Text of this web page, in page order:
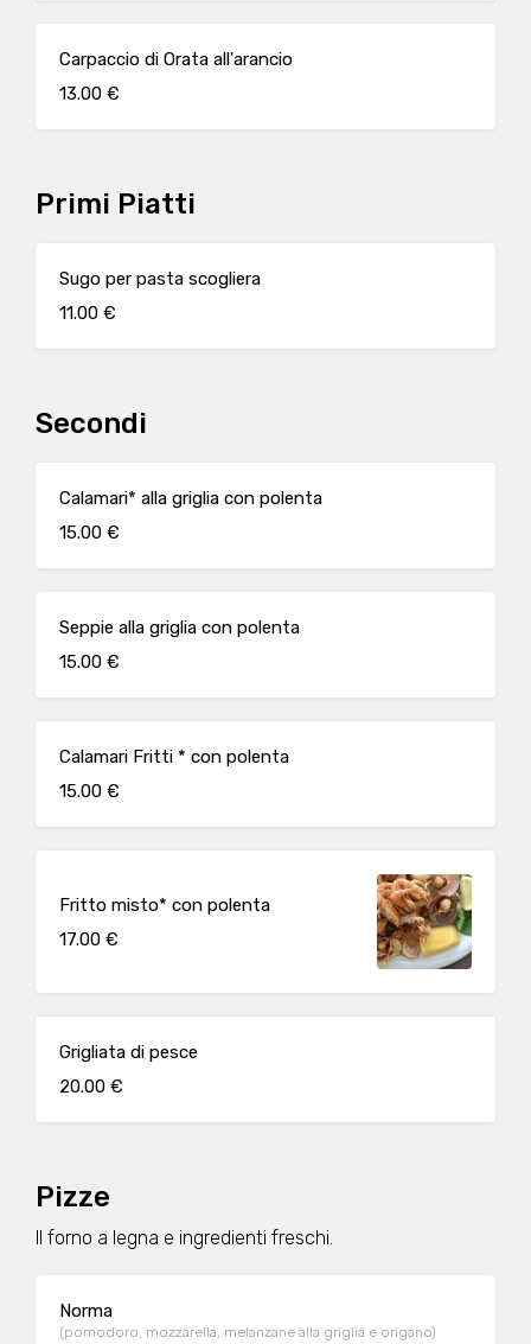
Carpaccio di Orata all'arancio
13.00 €
Primi Piatti
Sugo per pasta scogliera
11.00 €
Secondi
Calamari* alla griglia con polenta
15.00 €
Seppie alla griglia con polenta
15.00 €
Calamari Fritti * con polenta
15.00 €
Fritto misto* con polenta
17.00 €
Grigliata di pesce
20.00 €
Pizze
Il forno a legna e ingredienti freschi.
Norma
(pomodoro, mozzarella, melanzane alla griglia e origano)